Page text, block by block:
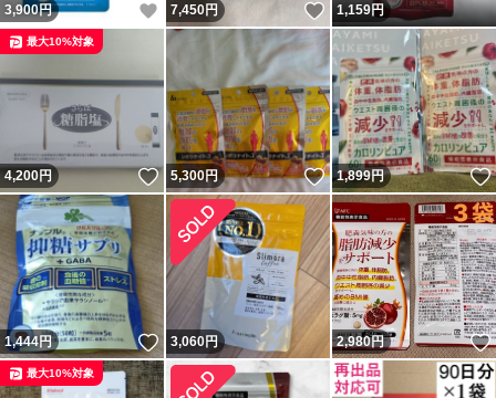
3,900円 いいね！
7,450円 いいね！
1,159円
4,200円 いいね！
最大10%対象
5,300円 いいね！
1,899円
1,444円 いいね！
3,060円 2,980円
最大10%対象